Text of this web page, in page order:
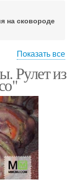
на сковороде
из нутрии
рулет
Показать все
Рулет из